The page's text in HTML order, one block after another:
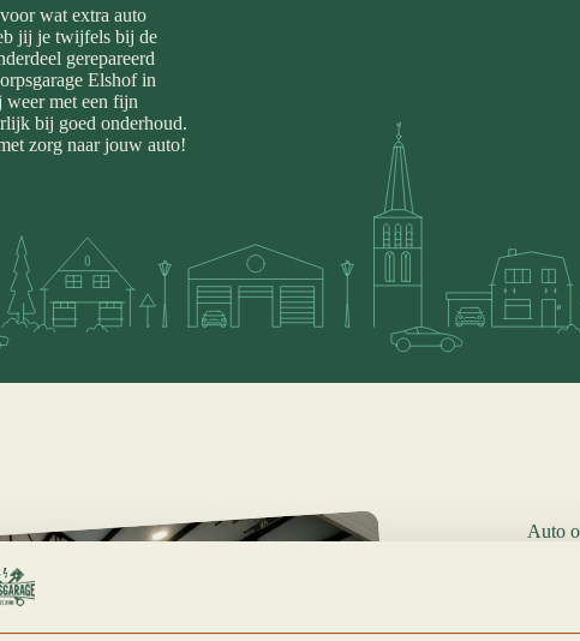
wat extra auto
jij je twijfels bij de
gerepareerd
Elshof in
met een fijn
bij goed onderhoud.
zorg naar jouw auto!
Auto
Auto